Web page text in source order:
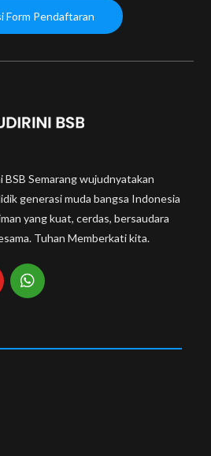
Form Pendaftaran
BSB Semarang wujudnyatakan
generasi muda bangsa Indonesia
yang kuat, cerdas, bersaudara
Tuhan Memberkati kita.